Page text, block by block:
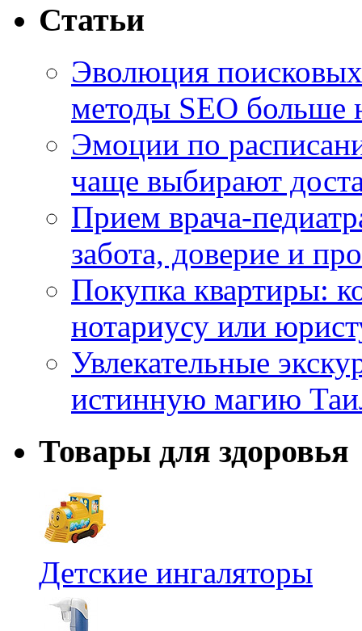
Статьи
Эволюция
методы SEO больше
Эмоции по
чаще выбирают
Прием врача-
забота, доверие и
Покупка квартиры:
нотариусу или
Увлекательные
истинную магию
Товары для здоровья
Детские ингаляторы